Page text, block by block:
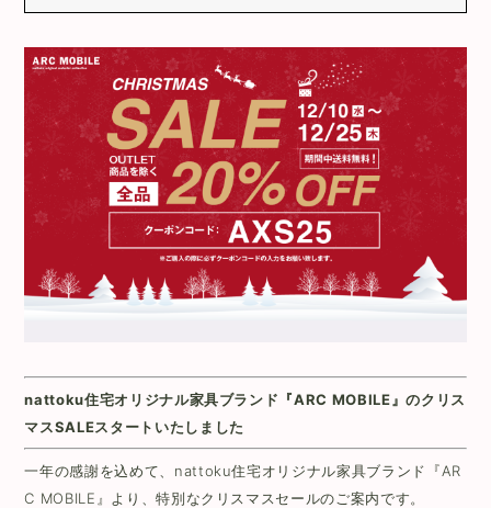
nattoku住宅オリジナル家具ブランド『ARC MOBILE』のクリス
マスSALEスタートいたしました
一年の感謝を込めて、nattoku住宅オリジナル家具ブランド『AR
C MOBILE』より、特別なクリスマスセールのご案内です。